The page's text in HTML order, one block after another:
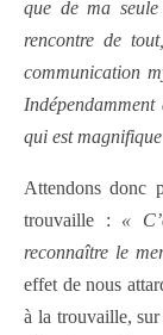
que de ma
rencontre de
communication
qui est
Attendons donc
trouvaille : «
reconnaître le
effet de nous
à la trouvaille, sur